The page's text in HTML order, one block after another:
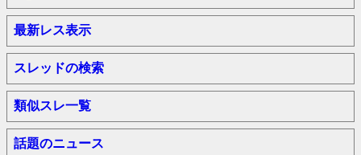
最新レス表示
スレッドの検索
類似スレ一覧
話題のニュース